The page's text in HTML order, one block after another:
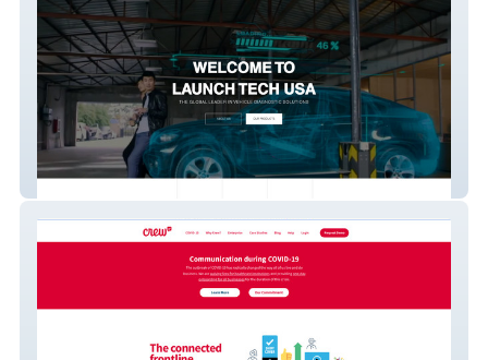
Launch Tech USA